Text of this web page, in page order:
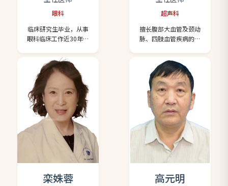
糖尿病、血脂异常、脑
梗死、面瘫、偏瘫、腰
痛、失眠、胃排空障碍
(胃瘫)、呃逆等疾病的中
西医结合治疗。 出诊时
间：每周一至周五 出诊
地点：一层132诊室
学会皮肤科分会委员、
中国中西医结合学会皮
肤性病专业委员会委
员、朝阳区性病防治指
导委员会委员等。 出诊
时间：周一全天、周三
135诊室
眼科
临床研究生毕业，从事
眼科临床工作近30年，
甲）眼科有多年的工作
经验。为亚洲眼视光执
业管理协会认证AOMA近
视管理专业顾问、国际
近视防控与角膜塑形学
会亚洲分会IAOA会员。
具备丰富眼科临床经
验，曾经在首都儿研所
附属的医院工作多年。
在儿童及成人各种眼病
及常见病的诊疗上具有
丰富经验，擅长眼视光
学对儿童青少年近视、
远视、散光等屈光不
超声科
擅长腹部大血管及颈动
脉、四肢血管疾病的诊
性肾损伤有较深入研究
并发表相关SCI论文，擅
长胃充盈超声检查技术
及诊断. 参加国自然课题
数项，中科协课题数
项，作为负责人主持课
题两项，参与研究生、
规培医生、本科生及进
修医生的临床培养。为
国际超声造影组织协会
会员，中国民族卫生协
会理事，北京整合医学
会委员。 北京安贞医院
栾姝蓉 高元明